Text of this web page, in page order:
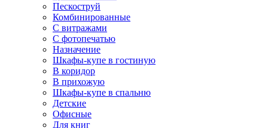
Пескоструй
Комбинированные
С витражами
С фотопечатью
Назначение
Шкафы-купе в гостиную
В коридор
В прихожую
Шкафы-купе в спальню
Детские
Офисные
Для книг